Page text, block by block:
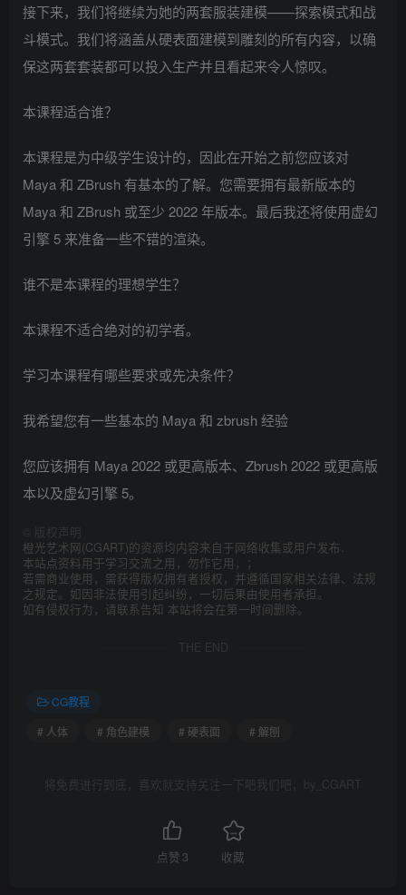
接下来，我们将继续为她的两套服装建模——探索模式和战
斗模式。我们将涵盖从硬表面建模到雕刻的所有内容，以确
保这两套套装都可以投入生产并且看起来令人惊叹。
本课程适合谁？
本课程是为中级学生设计的，因此在开始之前您应该对
Maya 和 ZBrush 有基本的了解。您需要拥有最新版本的
Maya 和 ZBrush 或至少 2022 年版本。最后我还将使用虚幻
引擎 5 来准备一些不错的渲染。
谁不是本课程的理想学生？
本课程不适合绝对的初学者。
学习本课程有哪些要求或先决条件？
我希望您有一些基本的 Maya 和 zbrush 经验
您应该拥有 Maya 2022 或更高版本、Zbrush 2022 或更高版
本以及虚幻引擎 5。
版权声明
橙光艺术网(CGART)的资源均内容来自于网络收集或用户发布.
本站点资料用于学习交流之用，勿作它用，；
若需商业使用，需获得版权拥有者授权，并遵循国家相关法律、法规
之规定。如因非法使用引起纠纷，一切后果由使用者承担。
如有侵权行为，请联系告知 本站将会在第一时间删除。
THE END
CG教程
# 人体
# 角色建模 # 硬表面 # 解刨
将免费进行到底，喜欢就支持关注一下吧我们吧，by_CGART
点赞 3 收藏